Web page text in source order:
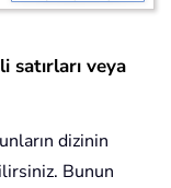
veya
dizinin
Bunun